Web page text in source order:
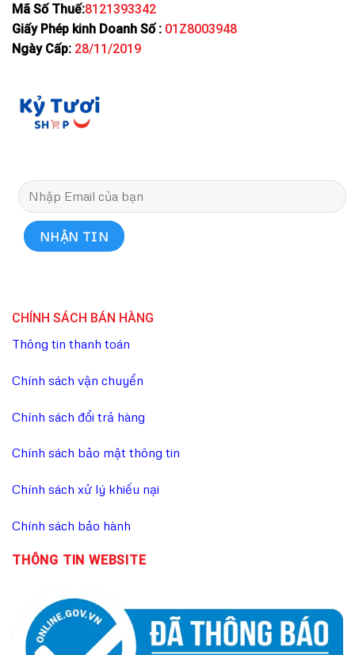
Mã Số Thuế:8121393342
Giấy Phép kinh Doanh Số : 01Z8003948
Ngày Cấp: 28/11/2019
CHÍNH SÁCH BÁN HÀNG
Thông tin thanh toán
Chính sách vận chuyển
Chính sách đổi trả hàng
Chính sách bảo mật thông tin
Chính sách xử lý khiếu nại
Chính sách bảo hành
THÔNG TIN WEBSITE